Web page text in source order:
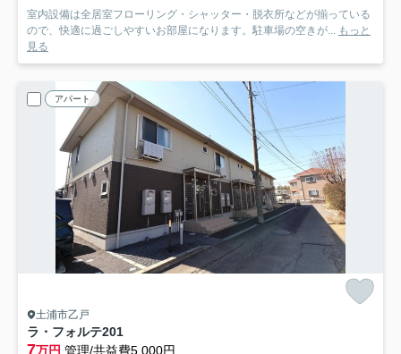
室内設備は全居室フローリング・シャッター・脱衣所などが揃っている
ので、快適に過ごしやすいお部屋になります。駐車場の空きが... もっと
見る
アパート
土浦市乙戸
ラ・フォルテ201
7万円 管理/共益費5,000円